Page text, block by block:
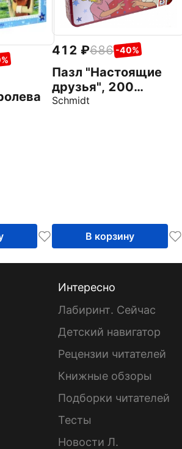
412 686 -40%
Пазл "Настоящие
друзья", 200
элементов (55551)
Schmidt
В корзину
Интересно
Лабиринт. Сейчас
Детский навигатор
Рецензии читателей
Книжные обзоры
Подборки читателей
Тесты
Новости Л.